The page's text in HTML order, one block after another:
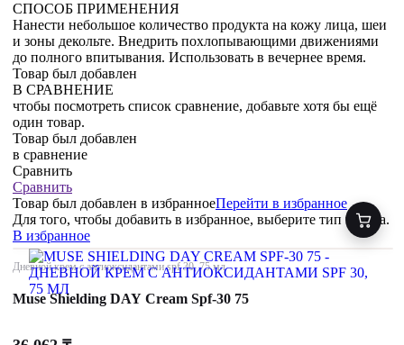
СПОСОБ ПРИМЕНЕНИЯ
Нанести небольшое количество продукта на кожу лица, шеи
и зоны декольте. Внедрить похлопывающими движениями
до полного впитывания. Использовать в вечернее время.
Товар был добавлен
В СРАВНЕНИЕ
чтобы посмотреть список сравнение, добавьте хотя бы ещё
один товар.
Товар был добавлен
в сравнение
Сравнить
Сравнить
Товар был добавлен в избранноеПерейти в избранное
Для того, чтобы добавить в избранное, выберите тип товара.
В избранное
Дневной крем с антиоксидантами spf 30, 75 мл
Muse Shielding DAY Cream Spf-30 75